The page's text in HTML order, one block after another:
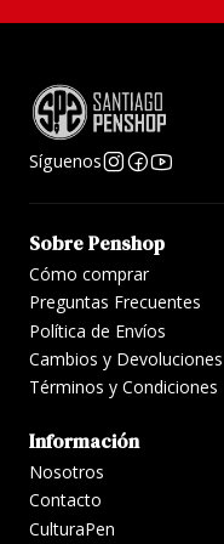
Síguenos
Sobre Penshop
Cómo comprar
Preguntas Frecuentes
Política de Envíos
Cambios y Devoluciones
Términos y Condiciones
Información
Nosotros
Contacto
CulturaPen